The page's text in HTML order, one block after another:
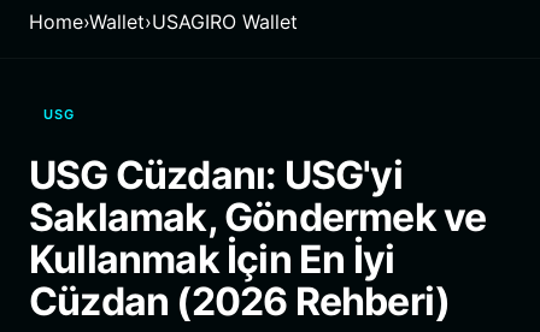
Français
繁體中文
Bahasa Indonesia
ภาษาไทย
हिन्दी
Español
Português (Brasil)
Home›Wallet›USAGIRO Wallet
USG
USG Cüzdanı: USG'yi
Saklamak, Göndermek ve
Kullanmak İçin En İyi
Cüzdan (2026 Rehberi)